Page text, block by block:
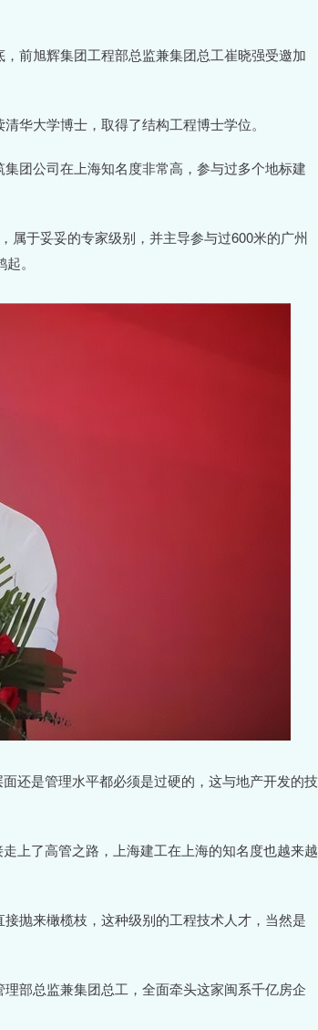
前旭辉集团工程部总监兼集团总工崔晓强受邀加
华大学博士，取得了结构工程博士学位。
团公司在上海知名度非常高，参与过多个地标建
属于妥妥的专家级别，并主导参与过600米的广州
。
还是管理水平都必须是过硬的，这与地产开发的技
上了高管之路，上海建工在上海的知名度也越来越
抛来橄榄枝，这种级别的工程技术人才，当然是
部总监兼集团总工，全面牵头这家闽系千亿房企